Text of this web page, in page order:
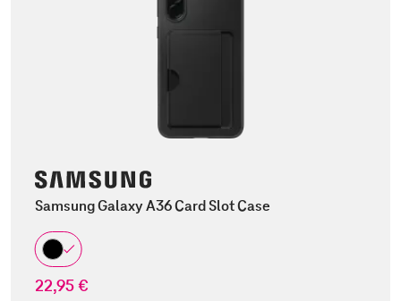
Samsung Galaxy A36 Card Slot Case
22,95 €